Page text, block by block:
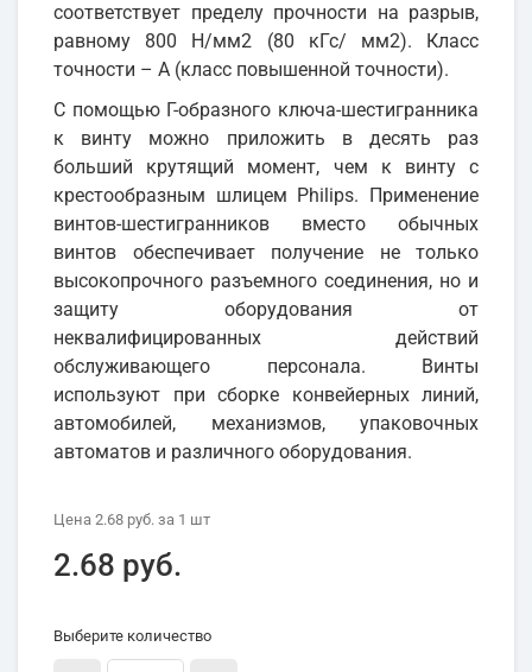
соответствует пределу прочности на разрыв,
равному 800 Н/мм2 (80 кГс/ мм2). Класс
точности – А (класс повышенной точности).
С помощью Г-образного ключа-шестигранника
к винту можно приложить в десять раз
больший крутящий момент, чем к винту с
крестообразным шлицем Philips. Применение
винтов-шестигранников вместо обычных
винтов обеспечивает получение не только
высокопрочного разъемного соединения, но и
защиту оборудования от
неквалифицированных действий
обслуживающего персонала. Винты
используют при сборке конвейерных линий,
автомобилей, механизмов, упаковочных
автоматов и различного оборудования.
Цена 2.68 руб. за 1 шт
2.68 руб.
Выберите количество